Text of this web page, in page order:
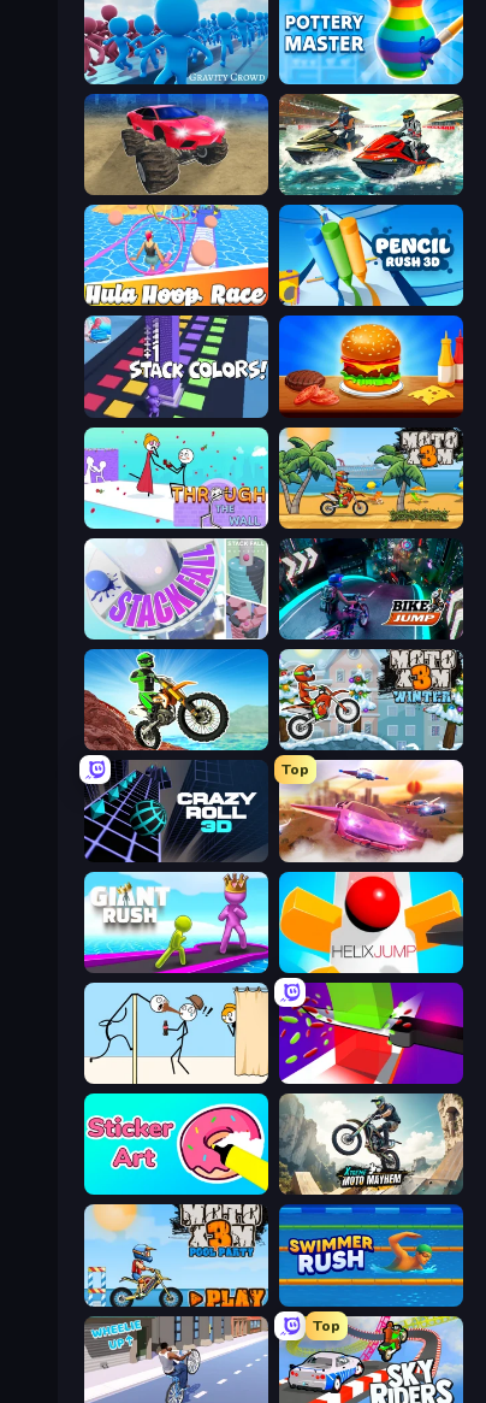
Gravity Crowd Pottery Master
Jetski Race
Hula Hoop Race Pencil Rush
Stack Colors Burger Cafe
Through the Wall Moto X3M
Stack Fall Bike Jump
Dirt Bike Mad Skills Moto X3M 4 Winter
Crazy Roll 3D
Top
Ultimate Flying Car
Giant Rush! Helix Jump
Gomu Goman Jelly Restaurant
Xtreme Moto Mayhem
Moto X3M 5: Pool Party
Top